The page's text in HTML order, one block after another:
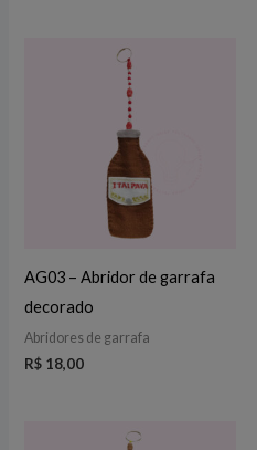
AG03 – Abridor de garrafa
decorado
Abridores de garrafa
R$ 18,00